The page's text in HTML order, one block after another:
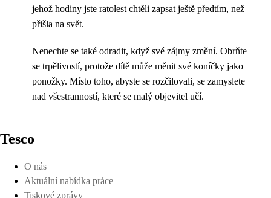
jehož hodiny jste ratolest chtěli zapsat ještě předtím, než
přišla na svět.
Nenechte se také odradit, když své zájmy změní. Obrňte
se trpělivostí, protože dítě může měnit své koníčky jako
ponožky. Místo toho, abyste se rozčilovali, se zamyslete
nad všestranností, které se malý objevitel učí.
Tesco
O nás
Aktuální nabídka práce
Tiskové zprávy